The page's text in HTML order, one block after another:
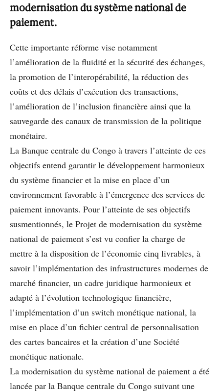
modernisation du système national de
paiement.
Cette importante réforme vise notamment
l’amélioration de la ﬂuidité et la sécurité des échanges,
la promotion de l’interopérabilité, la réduction des
coûts et des délais d’exécution des transactions,
l’amélioration de l’inclusion ﬁnancière ainsi que la
sauvegarde des canaux de transmission de la politique
monétaire.
La Banque centrale du Congo à travers l’atteinte de ces
objectifs entend garantir le développement harmonieux
du système ﬁnancier et la mise en place d’un
environnement favorable à l’émergence des services de
paiement innovants. Pour l’atteinte de ses objectifs
susmentionnés, le Projet de modernisation du système
national de paiement s’est vu conﬁer la charge de
mettre à la disposition de l’économie cinq livrables, à
savoir l’implémentation des infrastructures modernes de
marché ﬁnancier, un cadre juridique harmonieux et
adapté à l’évolution technologique ﬁnancière,
l’implémentation d’un switch monétique national, la
mise en place d’un ﬁchier central de personnalisation
des cartes bancaires et la création d’une Société
monétique nationale.
La modernisation du système national de paiement a été
lancée par la Banque centrale du Congo suivant une